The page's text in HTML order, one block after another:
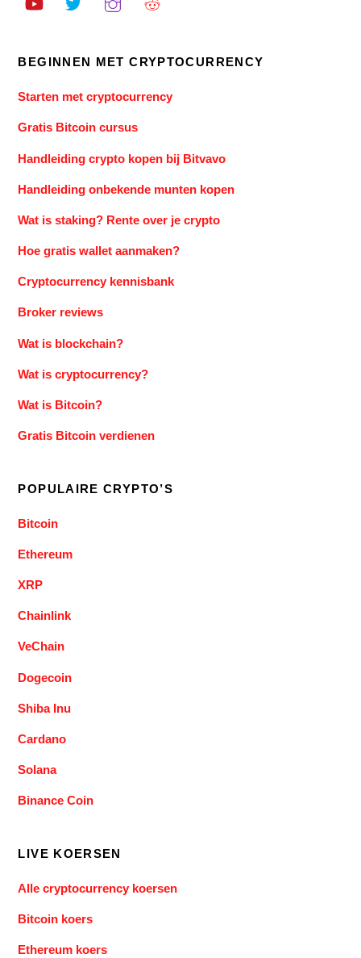
BEGINNEN MET CRYPTOCURRENCY
Starten met cryptocurrency
Gratis Bitcoin cursus
Handleiding crypto kopen bij Bitvavo
Handleiding onbekende munten kopen
Wat is staking? Rente over je crypto
Hoe gratis wallet aanmaken?
Cryptocurrency kennisbank
Broker reviews
Wat is blockchain?
Wat is cryptocurrency?
Wat is Bitcoin?
Gratis Bitcoin verdienen
POPULAIRE CRYPTO’S
Bitcoin
Ethereum
XRP
Chainlink
VeChain
Dogecoin
Shiba Inu
Cardano
Solana
Binance Coin
LIVE KOERSEN
Alle cryptocurrency koersen
Bitcoin koers
Ethereum koers